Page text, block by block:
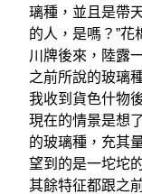
璃種，並且是帶
的人，是嗎？”
川牌後來，陸露
之前所說的玻璃
我收到貨色什物
現在的情景是想
的玻璃種，充其
望到的是一坨坨
其餘特征都跟之